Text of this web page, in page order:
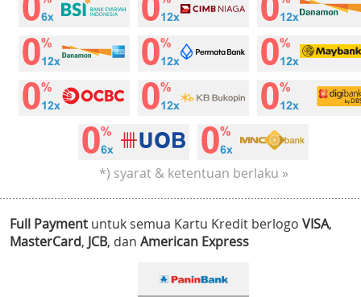
*) syarat & ketentuan berlaku »
Full Payment untuk semua Kartu Kredit berlogo VISA,
MasterCard, JCB, dan American Express